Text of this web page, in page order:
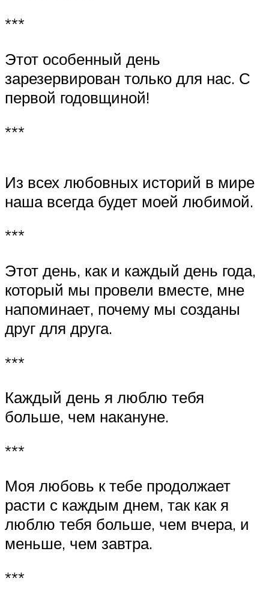
***
Этот особенный день
зарезервирован только для нас. С
первой годовщиной!
***
Из всех любовных историй в мире
наша всегда будет моей любимой.
***
Этот день, как и каждый день года,
который мы провели вместе, мне
напоминает, почему мы созданы
друг для друга.
***
Каждый день я люблю тебя
больше, чем накануне.
***
Моя любовь к тебе продолжает
расти с каждым днем, так как я
люблю тебя больше, чем вчера, и
меньше, чем завтра.
***